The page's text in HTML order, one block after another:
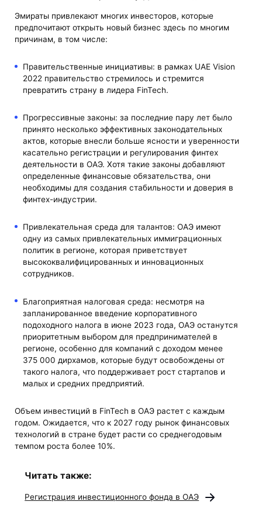
Эмираты привлекают многих инвесторов, которые
предпочитают открыть новый бизнес здесь по многим
причинам, в том числе:
Правительственные инициативы: в рамках UAE Vision
2022 правительство стремилось и стремится
превратить страну в лидера FinTech.
Прогрессивные законы: за последние пару лет было
принято несколько эффективных законодательных
актов, которые внесли больше ясности и уверенности
касательно регистрации и регулирования финтех
деятельности в ОАЭ. Хотя такие законы добавляют
определенные финансовые обязательства, они
необходимы для создания стабильности и доверия в
финтех-индустрии.
Привлекательная среда для талантов: ОАЭ имеют
одну из самых привлекательных иммиграционных
политик в регионе, которая приветствует
высококвалифицированных и инновационных
сотрудников.
Благоприятная налоговая среда: несмотря на
запланированное введение корпоративного
подоходного налога в июне 2023 года, ОАЭ останутся
приоритетным выбором для предпринимателей в
регионе, особенно для компаний с доходом менее
375 000 дирхамов, которые будут освобождены от
такого налога, что поддерживает рост стартапов и
малых и средних предприятий.
Объем инвестиций в FinTech в ОАЭ растет с каждым
годом. Ожидается, что к 2027 году рынок финансовых
технологий в стране будет расти со среднегодовым
темпом роста более 10%.
Читать также:
Регистрация инвестиционного фонда в ОАЭ